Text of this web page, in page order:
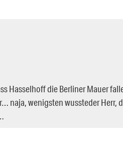
Hasselhoff die Berliner Mauer
naja, wenigsten wussteder Herr,